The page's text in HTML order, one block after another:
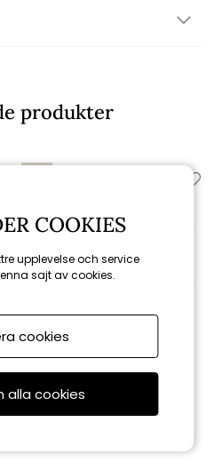
produkter
Spara
Brafab
Innes karmstol - antracit
COOKIES
upplevelse och service
sajt av cookies.
cookies
alla cookies